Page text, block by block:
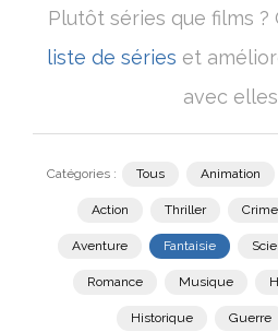
Plutôt séries que films
liste de séries et
avec
Catégories : Tous Animation
Action Thriller Crime
Aventure Fantaisie
Romance Musique
Historique Guerre